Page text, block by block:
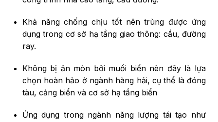
Khả năng chống chịu tốt nên trùng được ứng
dụng trong cơ sở hạ tầng giao thông: cầu, đường
ray.
Không bị ăn mòn bởi muối biển nên đây là lựa
chọn hoàn hảo ở ngành hàng hải, cụ thể là đóng
tàu, cảng biển và cơ sở hạ tầng biển
Ứng dụng trong ngành năng lượng tái tạo như